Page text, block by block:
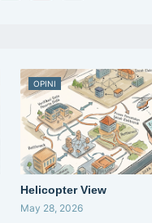
OPINI
Helicopter View
May 28, 2026